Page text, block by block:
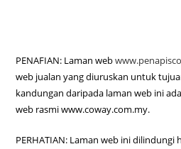
PENAFIAN: Laman web
web jualan yang diuruskan untuk
kandungan daripada laman web ini
web rasmi www.coway.com.my.
PERHATIAN: Laman web ini dilindungi